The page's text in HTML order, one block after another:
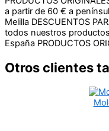
MelillaDESCUENTOS
todos nuestros
EspañaPRODUCTOS